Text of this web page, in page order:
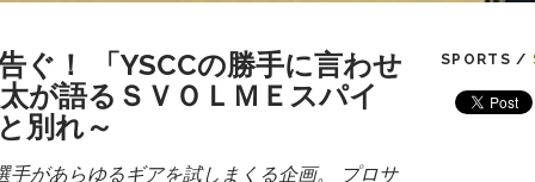
ぐ！ 「YSCCの勝手に言わせ
が語るＳＶＯＬＭＥスパイ
別れ～
手があらゆるギアを試しまくる企画。 プロサ
SPORTS /